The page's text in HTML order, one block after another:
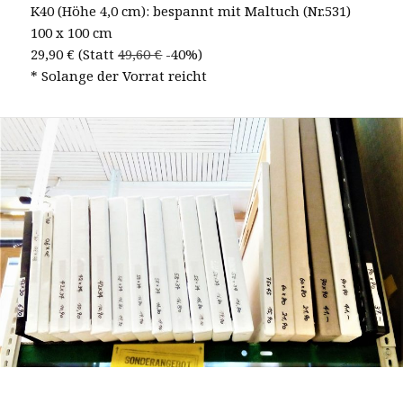
K40 (Höhe 4,0 cm): bespannt mit Maltuch (Nr.531)
100 x 100 cm
29,90 € (Statt49,60 €-40%)
* Solange der Vorrat reicht